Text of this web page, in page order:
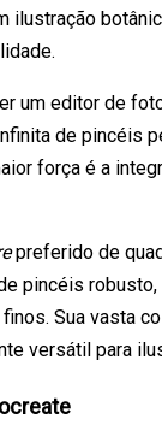
um editor de
de pincéis
força é a
preferido de
pincéis
Sua vasta
versátil para